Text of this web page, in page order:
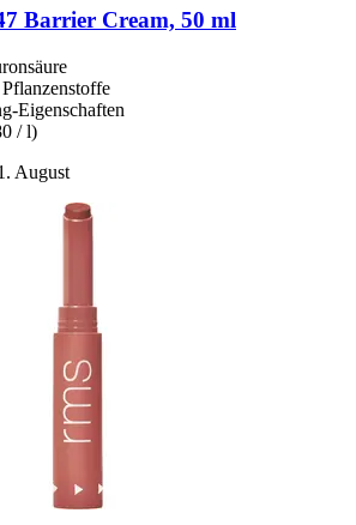
Barrier Cream, 50 ml
Eigenschaften
/ l)
August